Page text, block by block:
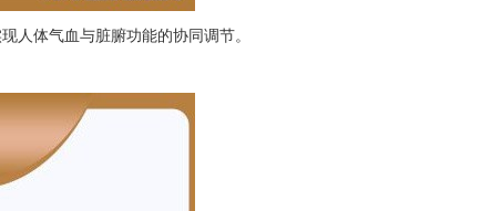
人体气血与脏腑功能的协同调节。